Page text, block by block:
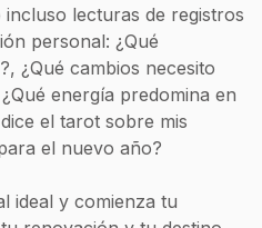
lecturas de registros
personal: ¿Qué
¿Qué cambios necesito
energía predomina en
el tarot sobre mis
el nuevo año?
ideal y comienza tu